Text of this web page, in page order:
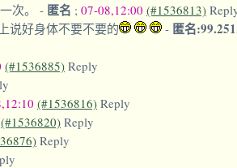
次。 - 匿名 ; 07-08,12:00 (#1536813)
说好身体不要不要的 - 匿名
(#1536885) Reply
(#1536816) Reply
(#1536820) Reply
Reply